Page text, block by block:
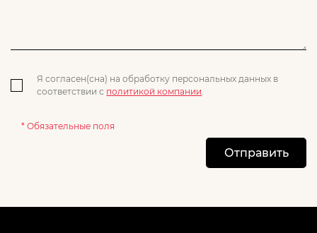
Я согласен(сна) на обработку персональных данных в
соответствии с политикой компании
* Обязательные поля
Отправить